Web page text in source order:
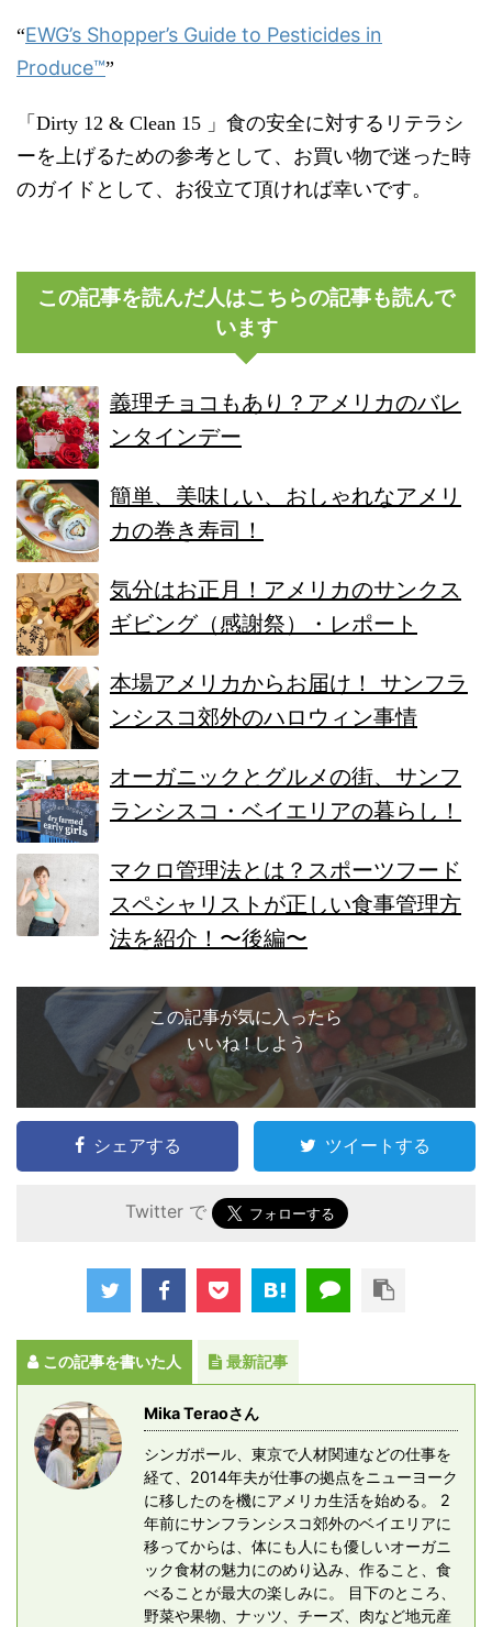
“EWG’s Shopper’s Guide to Pesticides in
Produce™”
「Dirty 12 & Clean 15 」食の安全に対するリテラシ
ーを上げるための参考として、お買い物で迷った時
のガイドとして、お役立て頂ければ幸いです。
この記事を読んだ人はこちらの記事も読んで
います
義理チョコもあり？アメリカのバレ
ンタインデー
簡単、美味しい、おしゃれなアメリ
カの巻き寿司！
気分はお正月！アメリカのサンクス
ギビング（感謝祭）・レポート
本場アメリカからお届け！ サンフラ
ンシスコ郊外のハロウィン事情
オーガニックとグルメの街、サンフ
ランシスコ・ベイエリアの暮らし！
マクロ管理法とは？スポーツフード
スペシャリストが正しい食事管理方
法を紹介！〜後編〜
この記事が気に入ったら
いいね ! しよう
シェアする ツイートする
Twitter で
この記事を書いた人 最新記事
Mika Teraoさん
シンガポール、東京で人材関連などの仕事を
経て、2014年夫が仕事の拠点をニューヨーク
に移したのを機にアメリカ生活を始める。 2
年前にサンフランシスコ郊外のベイエリアに
移ってからは、体にも人にも優しいオーガニ
ック食材の魅力にのめり込み、作ること、食
べることが最大の楽しみに。 目下のところ、
野菜や果物、ナッツ、チーズ、肉など地元産